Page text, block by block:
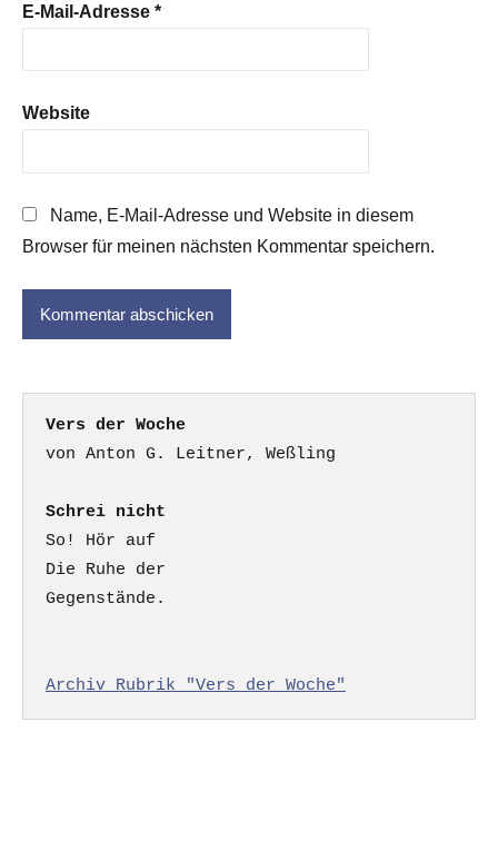
E-Mail-Adresse *
Website
Name, E-Mail-Adresse und Website in diesem
Browser für meinen nächsten Kommentar speichern.
Vers der Woche
Schrei nicht
So! Hör auf
Die Ruhe der
Gegenstände.
Archiv Rubrik "Vers der Woche"